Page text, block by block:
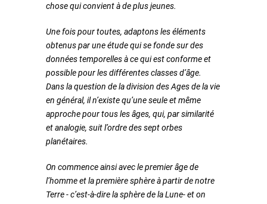
chose qui convient à de plus jeunes.
Une fois pour toutes, adaptons les éléments
obtenus par une étude qui se fonde sur des
données temporelles à ce qui est conforme et
possible pour les différentes classes d’âge.
Dans la question de la division des Ages de la vie
en général, il n’existe qu’une seule et même
approche pour tous les âges, qui, par similarité
et analogie, suit l’ordre des sept orbes
planétaires.
On commence ainsi avec le premier âge de
l’homme et la première sphère à partir de notre
Terre - c’est-à-dire la sphère de la Lune- et on